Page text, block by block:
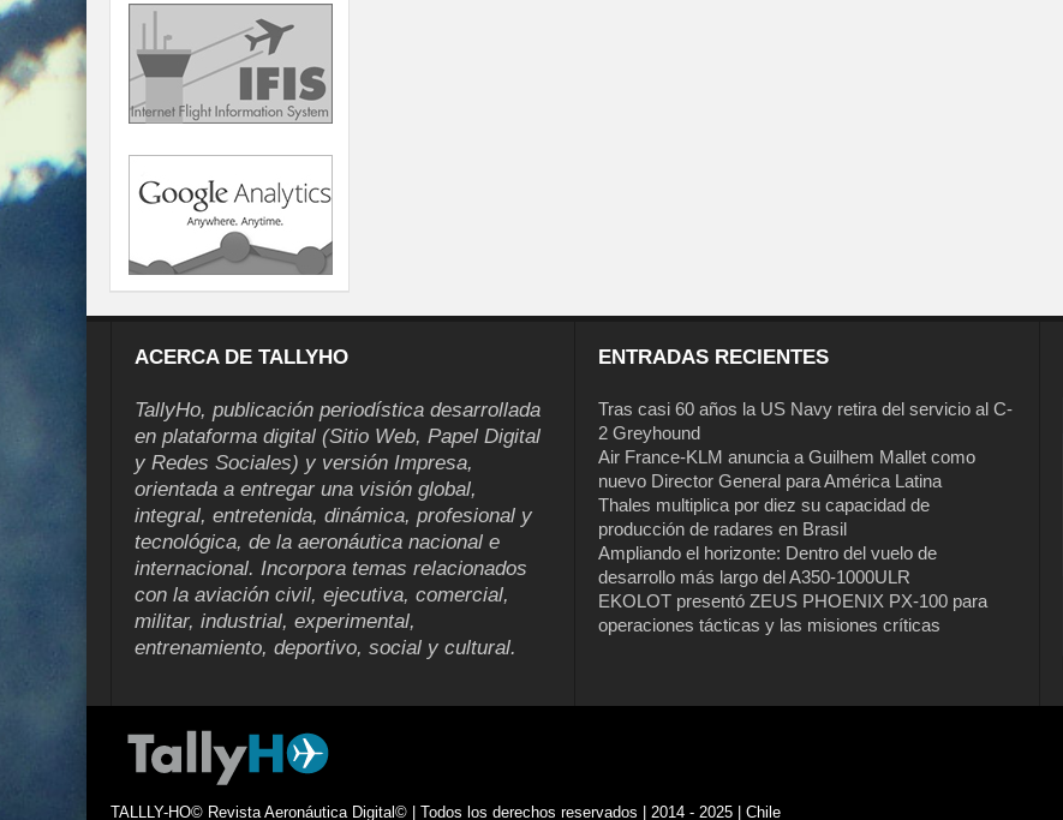
ACERCA DE TALLYHO
TallyHo, publicación periodística desarrollada
en plataforma digital (Sitio Web, Papel Digital
y Redes Sociales) y versión Impresa,
orientada a entregar una visión global,
integral, entretenida, dinámica, profesional y
tecnológica, de la aeronáutica nacional e
internacional. Incorpora temas relacionados
con la aviación civil, ejecutiva, comercial,
militar, industrial, experimental,
entrenamiento, deportivo, social y cultural.
ENTRADAS RECIENTES
Tras casi 60 años la US Navy retira del servicio al C-
2 Greyhound
Air France-KLM anuncia a Guilhem Mallet como
nuevo Director General para América Latina
Thales multiplica por diez su capacidad de
producción de radares en Brasil
Ampliando el horizonte: Dentro del vuelo de
desarrollo más largo del A350-1000ULR
EKOLOT presentó ZEUS PHOENIX PX-100 para
operaciones tácticas y las misiones críticas
TALLLY-HO© Revista Aeronáutica Digital© | Todos los derechos reservados | 2014 - 2025 | Chile